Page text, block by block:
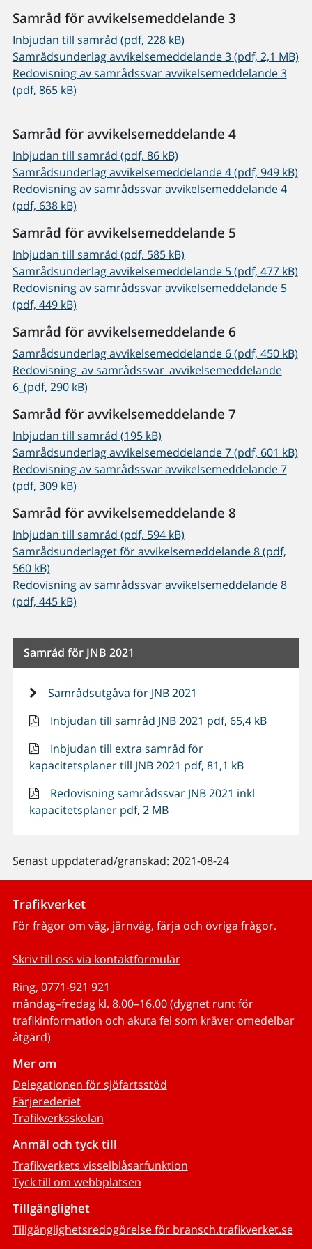
Samråd för avvikelsemeddelande 3
Inbjudan till samråd (pdf, 228 kB)
Samrådsunderlag avvikelsemeddelande 3 (pdf, 2,1 MB)
Redovisning av samrådssvar avvikelsemeddelande 3
(pdf, 865 kB)
Samråd för avvikelsemeddelande 4
Inbjudan till samråd (pdf, 86 kB)
Samrådsunderlag avvikelsemeddelande 4 (pdf, 949 kB)
Redovisning av samrådssvar avvikelsemeddelande 4
(pdf, 638 kB)
Samråd för avvikelsemeddelande 5
Inbjudan till samråd (pdf, 585 kB)
Samrådsunderlag avvikelsemeddelande 5 (pdf, 477 kB)
Redovisning av samrådssvar avvikelsemeddelande 5
(pdf, 449 kB)
Samråd för avvikelsemeddelande 6
Samrådsunderlag avvikelsemeddelande 6 (pdf, 450 kB)
Redovisning_av samrådssvar_avvikelsemeddelande
6_(pdf, 290 kB)
Samråd för avvikelsemeddelande 7
Inbjudan till samråd (195 kB)
Samrådsunderlag avvikelsemeddelande 7 (pdf, 601 kB)
Redovisning av samrådssvar avvikelsemeddelande 7
(pdf, 309 kB)
Samråd för avvikelsemeddelande 8
Inbjudan till samråd (pdf, 594 kB)
Samrådsunderlaget för avvikelsemeddelande 8 (pdf,
560 kB)
Redovisning av samrådssvar avvikelsemeddelande 8
(pdf, 445 kB)
Samråd för JNB 2021
Samrådsutgåva för JNB 2021
Inbjudan till samråd JNB 2021 pdf, 65,4 kB
Inbjudan till extra samråd för
kapacitetsplaner till JNB 2021 pdf, 81,1 kB
Redovisning samrådssvar JNB 2021 inkl
kapacitetsplaner pdf, 2 MB
Senast uppdaterad/granskad: 2021-08-24
Trafikverket
För frågor om väg, järnväg, färja och övriga frågor.
Skriv till oss via kontaktformulär
Ring, 0771-921 921
måndag–fredag kl. 8.00–16.00 (dygnet runt för
trafikinformation och akuta fel som kräver omedelbar
åtgärd)
Mer om
Delegationen för sjöfartsstöd
Färjerederiet
Trafikverksskolan
Anmäl och tyck till
Trafikverkets visselblåsarfunktion
Tyck till om webbplatsen
Tillgänglighet
Tillgänglighetsredogörelse för bransch.trafikverket.se